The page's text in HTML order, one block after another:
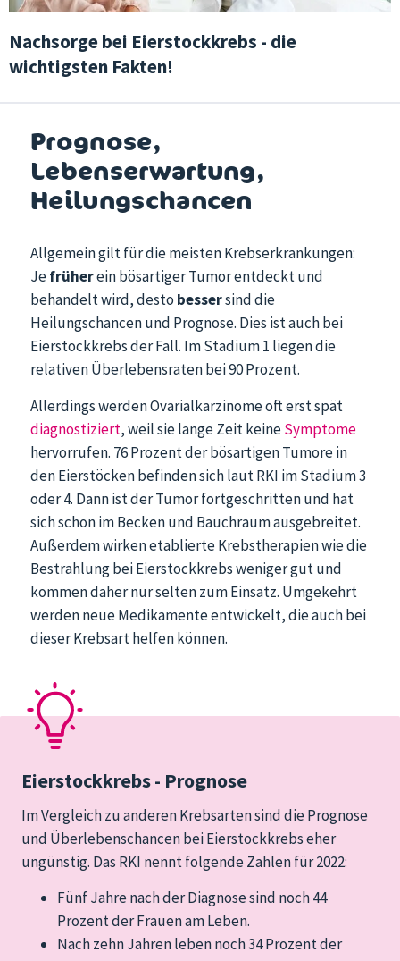
Nachsorge bei Eierstockkrebs - die
wichtigsten Fakten!
Prognose,
Lebenserwartung,
Heilungschancen
Allgemein gilt für die meisten Krebserkrankungen:
Jefrüherein bösartiger Tumor entdeckt und
behandelt wird, desto bessersind die
Heilungschancen und Prognose. Dies ist auch bei
Eierstockkrebs der Fall. Im Stadium 1 liegen die
relativen Über­lebens­raten bei 90 Prozent.
Allerdings werden Ovarialkarzinome oft erst spät
diagnostiziert, weil sie lange Zeit keineSymptome
hervorrufen. 76 Prozent der bösartigen Tumore in
den Eierstöcken befinden sich laut RKI im Stadium 3
oder 4. Dann ist der Tumor fortgeschritten und hat
sich schon im Becken und Bauchraum ausgebreitet.
Außerdem wirken etablierte Krebstherapien wie die
Bestrahlung bei Eierstockkrebs weniger gut und
kommen daher nur selten zum Einsatz. Umgekehrt
werden neue Medikamente entwickelt, die auch bei
dieser Krebsart helfen können.
Eierstockkrebs - Prognose
Im Vergleich zu anderen Krebsarten sind die Prognose
und Überlebenschancen bei Eierstockkrebs eher
ungünstig. Das RKI nennt folgende Zahlen für 2022:
Fünf Jahre nach der Diagnose sind noch 44
Prozent der Frauen am Leben.
Nach zehn Jahren leben noch 34 Prozent der